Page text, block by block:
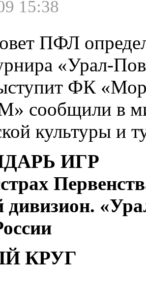
15:38
ПФЛ
«Урал-
ФК
сообщили в
культуры и
ИГР
дивизион.
КРУГ